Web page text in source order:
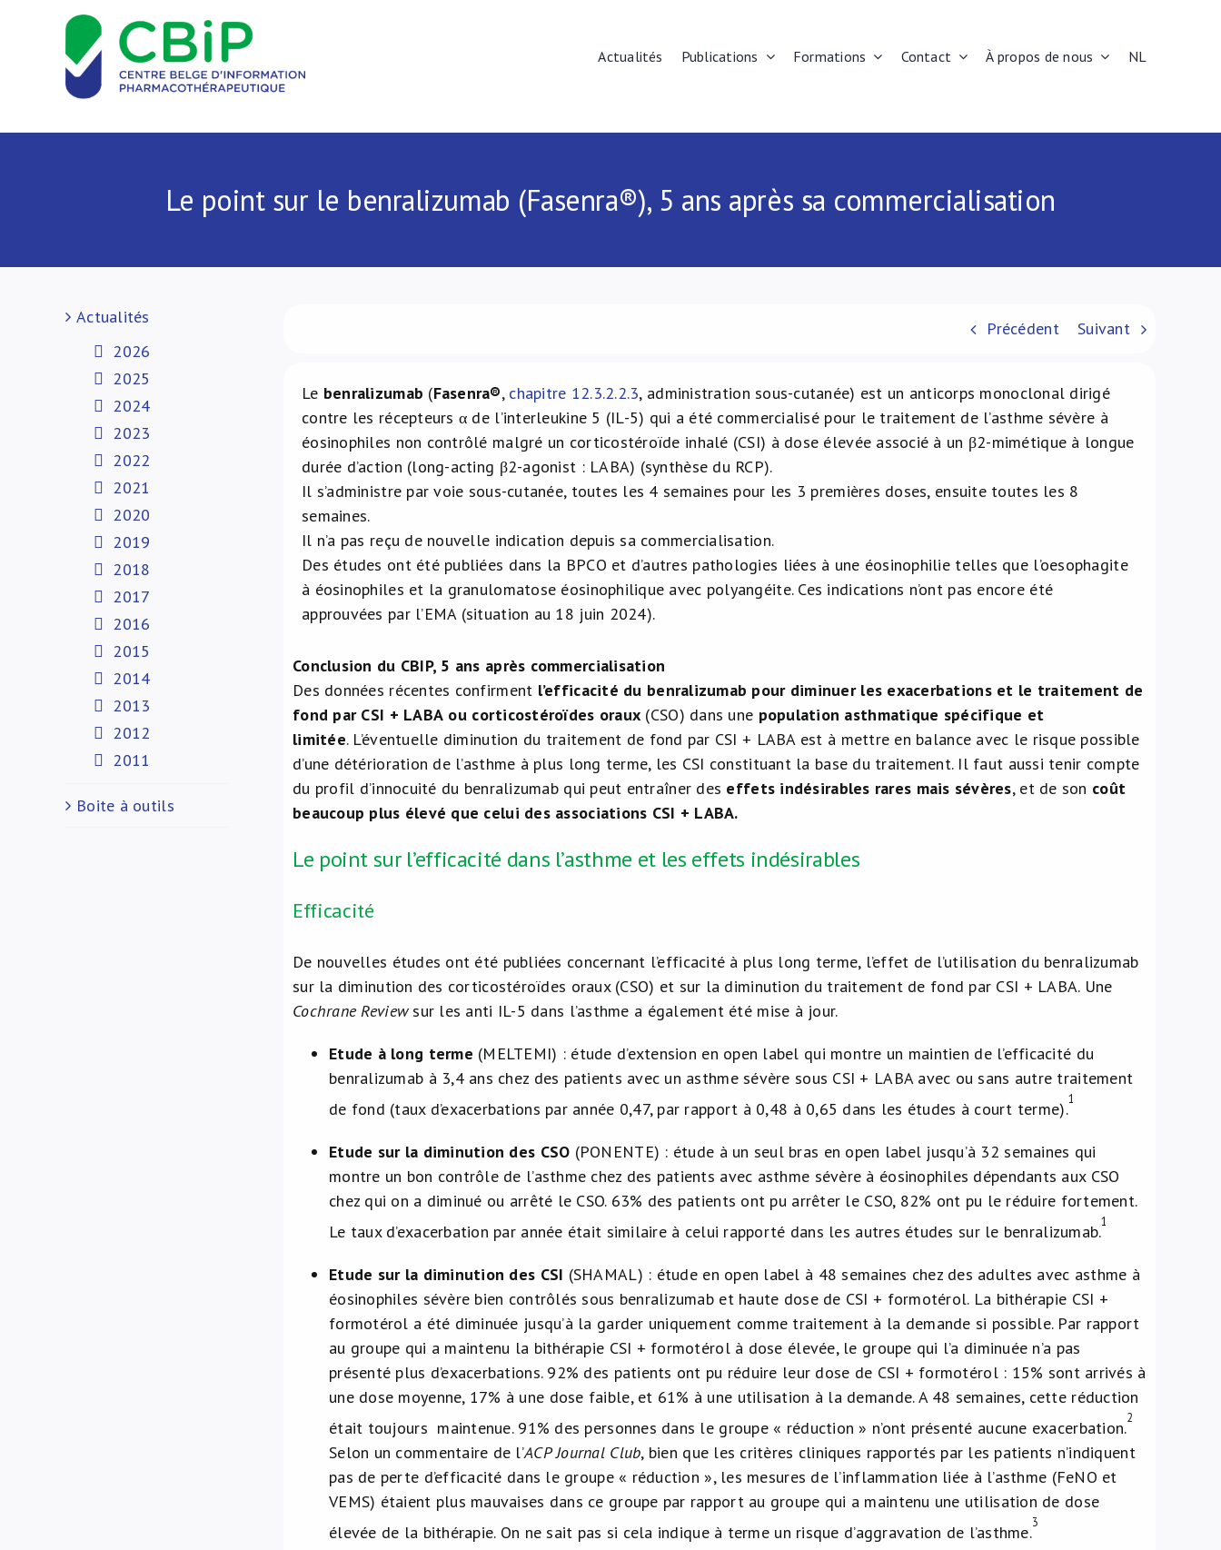
Actualités Publications Formations Contact À propos de nous NL
Le point sur le benralizumab (Fasenra®), 5 ans après sa commercialisation
Précédent Suivant
Le benralizumab (Fasenra®, chapitre 12.3.2.2.3, administration sous-cutanée) est un anticorps monoclonal dirigé
contre les récepteurs α de l’interleukine 5 (IL-5) qui a été commercialisé pour le traitement de l’asthme sévère à
éosinophiles non contrôlé malgré un corticostéroïde inhalé (CSI) à dose élevée associé à un β2-mimétique à longue
durée d’action (long-acting β2-agonist : LABA) (synthèse du RCP).
Il s’administre par voie sous-cutanée, toutes les 4 semaines pour les 3 premières doses, ensuite toutes les 8
semaines.
Il n’a pas reçu de nouvelle indication depuis sa commercialisation.
Des études ont été publiées dans la BPCO et d’autres pathologies liées à une éosinophilie telles que l’oesophagite
à éosinophiles et la granulomatose éosinophilique avec polyangéite. Ces indications n’ont pas encore été
approuvées par l’EMA (situation au 18 juin 2024).
Conclusion du CBIP, 5 ans après commercialisation
Des données récentes confirment l’efficacité du benralizumab pour diminuer les exacerbations et le traitement de
fond par CSI + LABA ou corticostéroïdes oraux (CSO) dans une population asthmatique spécifique et
limitée. L’éventuelle diminution du traitement de fond par CSI + LABA est à mettre en balance avec le risque possible
d’une détérioration de l’asthme à plus long terme, les CSI constituant la base du traitement. Il faut aussi tenir compte
du profil d’innocuité du benralizumab qui peut entraîner des effets indésirables rares mais sévères, et de son coût
beaucoup plus élevé que celui des associations CSI + LABA.
Le point sur l’efficacité dans l’asthme et les effets indésirables
Efficacité
De nouvelles études ont été publiées concernant l’efficacité à plus long terme, l’effet de l’utilisation du benralizumab
sur la diminution des corticostéroïdes oraux (CSO) et sur la diminution du traitement de fond par CSI + LABA. Une
Cochrane Reviewsur les anti IL-5 dans l’asthme a également été mise à jour.
Etude à long terme (MELTEMI) : étude d’extension en open label qui montre un maintien de l’efficacité du
benralizumab à 3,4 ans chez des patients avec un asthme sévère sous CSI + LABA avec ou sans autre traitement
de fond (taux d’exacerbations par année 0,47, par rapport à 0,48 à 0,65 dans les études à court terme).1
Etude sur la diminution des CSO (PONENTE) : étude à un seul bras en open label jusqu’à 32 semaines qui
montre un bon contrôle de l’asthme chez des patients avec asthme sévère à éosinophiles dépendants aux CSO
chez qui on a diminué ou arrêté le CSO. 63% des patients ont pu arrêter le CSO, 82% ont pu le réduire fortement.
Le taux d’exacerbation par année était similaire à celui rapporté dans les autres études sur le benralizumab.1
Etude sur la diminution des CSI (SHAMAL) : étude en open label à 48 semaines chez des adultes avec asthme à
éosinophiles sévère bien contrôlés sous benralizumab et haute dose de CSI + formotérol. La bithérapie CSI +
formotérol a été diminuée jusqu’à la garder uniquement comme traitement à la demande si possible. Par rapport
au groupe qui a maintenu la bithérapie CSI + formotérol à dose élevée, le groupe qui l’a diminuée n’a pas
présenté plus d’exacerbations. 92% des patients ont pu réduire leur dose de CSI + formotérol : 15% sont arrivés à
une dose moyenne, 17% à une dose faible, et 61% à une utilisation à la demande. A 48 semaines, cette réduction
était toujours maintenue. 91% des personnes dans le groupe « réduction » n’ont présenté aucune exacerbation.2
Selon un commentaire de l’ACP Journal Club, bien que les critères cliniques rapportés par les patients n’indiquent
pas de perte d’efficacité dans le groupe « réduction », les mesures de l’inflammation liée à l’asthme (FeNO et
VEMS) étaient plus mauvaises dans ce groupe par rapport au groupe qui a maintenu une utilisation de dose
élevée de la bithérapie. On ne sait pas si cela indique à terme un risque d’aggravation de l’asthme.3
Actualités
2026
2025
2024
2023
2022
2021
2020
2019
2018
2017
2016
2015
2014
2013
2012
2011
Boite à outils